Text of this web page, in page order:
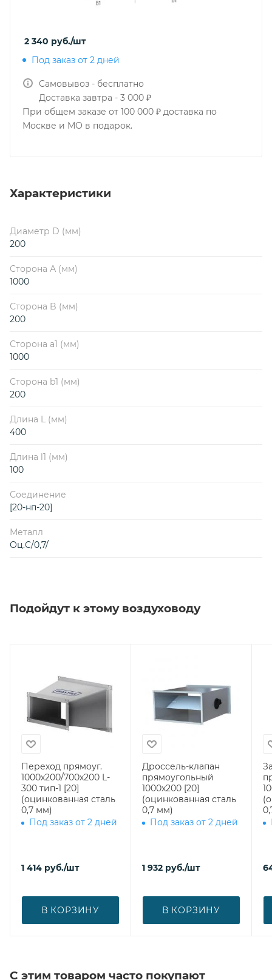
2 340 руб./шт
Под заказ от 2 дней
Самовывоз - бесплатно
Доставка завтра - 3 000 ₽
При общем заказе от 100 000 ₽ доставка по
Москве и МО в подарок.
Характеристики
Диаметр D (мм)
200
Сторона А (мм)
1000
Сторона B (мм)
200
Сторона a1 (мм)
1000
Сторона b1 (мм)
200
Длина L (мм)
400
Длина l1 (мм)
100
Соединение
[20-нп-20]
Металл
Оц.С/0,7/
Подойдут к этому воздуховоду
Переход прямоуг.
1000х200/700х200 L-
300 тип-1 [20]
(оцинкованная сталь
0,7 мм)
Под заказ от 2 дней
1 414 руб./шт
В КОРЗИНУ
Дроссель-клапан
прямоугольный
1000x200 [20]
(оцинкованная сталь
0,7 мм)
Под заказ от 2 дней
1 932 руб./шт
В КОРЗИНУ
С этим товаром часто покупают